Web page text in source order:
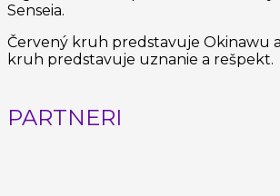
Senseia.
Červený kruh predstavuje Okinawu
kruh predstavuje uznanie a rešpekt.
PARTNERI